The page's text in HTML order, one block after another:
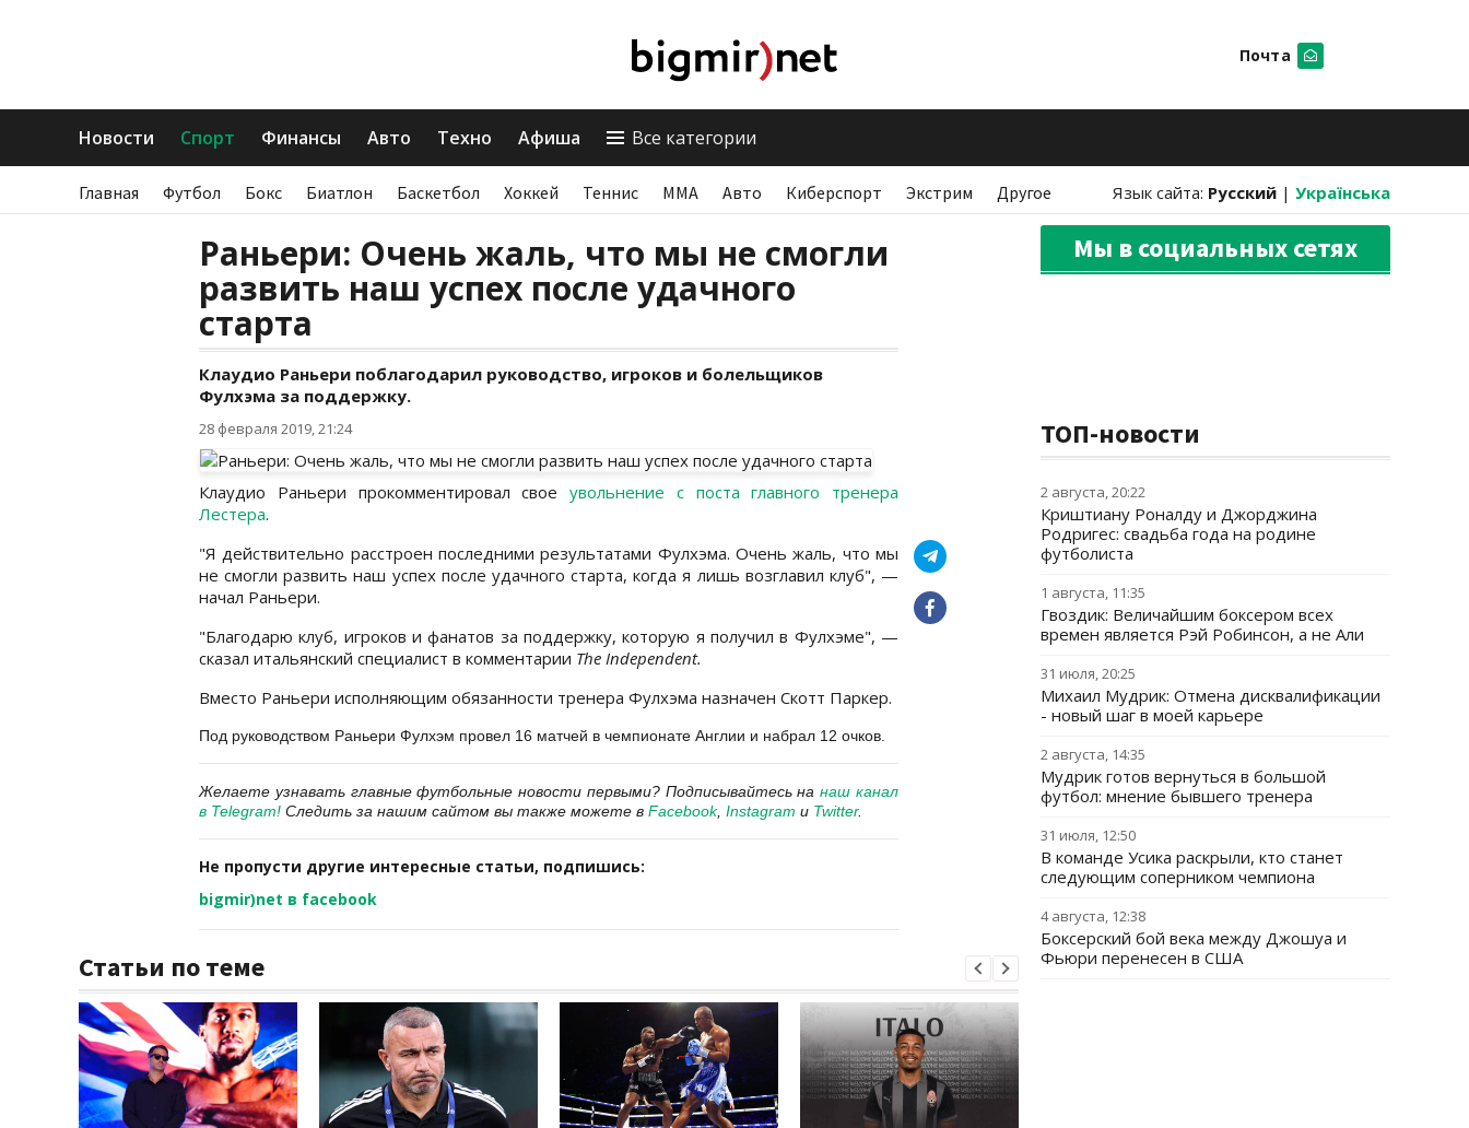
Почта
Новости Спорт Финансы Авто Техно Афиша Все категории
Главная Футбол Бокс Биатлон Баскетбол Хоккей Теннис ММА Авто Киберспорт Экстрим Другое Язык сайта: Русский | Українська
Раньери: Очень жаль, что мы не смогли
развить наш успех после удачного
старта
Клаудио Раньери поблагодарил руководство, игроков и болельщиков
Фулхэма за поддержку.
28 февраля 2019, 21:24
Клаудио Раньери прокомментировал свое увольнение с поста главного тренера
Лестера.
"Я действительно расстроен последними результатами Фулхэма. Очень жаль, что мы
не смогли развить наш успех после удачного старта, когда я лишь возглавил клуб", —
начал Раньери.
"Благодарю клуб, игроков и фанатов за поддержку, которую я получил в Фулхэме", —
сказал итальянский специалист в комментарии The Independent.
Вместо Раньери исполняющим обязанности тренера Фулхэма назначен Скотт Паркер.
Под руководством Раньери Фулхэм провел 16 матчей в чемпионате Англии и набрал 12 очков.
Желаете узнавать главные футбольные новости первыми?Подписывайтесь нанаш канал
в Telegram! Следить за нашим сайтом вы также можете в Facebook, Instagram и Twitter.
Не пропусти другие интересные статьи, подпишись:
bigmir)net в facebook
Статьи по теме
Мы в социальных сетях
ТОП-новости
2 августа, 20:22
Криштиану Роналду и Джорджина
Родригес: свадьба года на родине
футболиста
1 августа, 11:35
Гвоздик: Величайшим боксером всех
времен является Рэй Робинсон, а не Али
31 июля, 20:25
Михаил Мудрик: Отмена дисквалификации
- новый шаг в моей карьере
2 августа, 14:35
Мудрик готов вернуться в большой
футбол: мнение бывшего тренера
31 июля, 12:50
В команде Усика раскрыли, кто станет
следующим соперником чемпиона
4 августа, 12:38
Боксерский бой века между Джошуа и
Фьюри перенесен в США